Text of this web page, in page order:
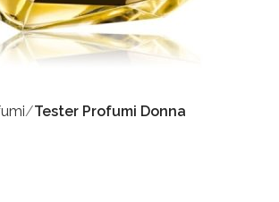
Tester Profumi Donna